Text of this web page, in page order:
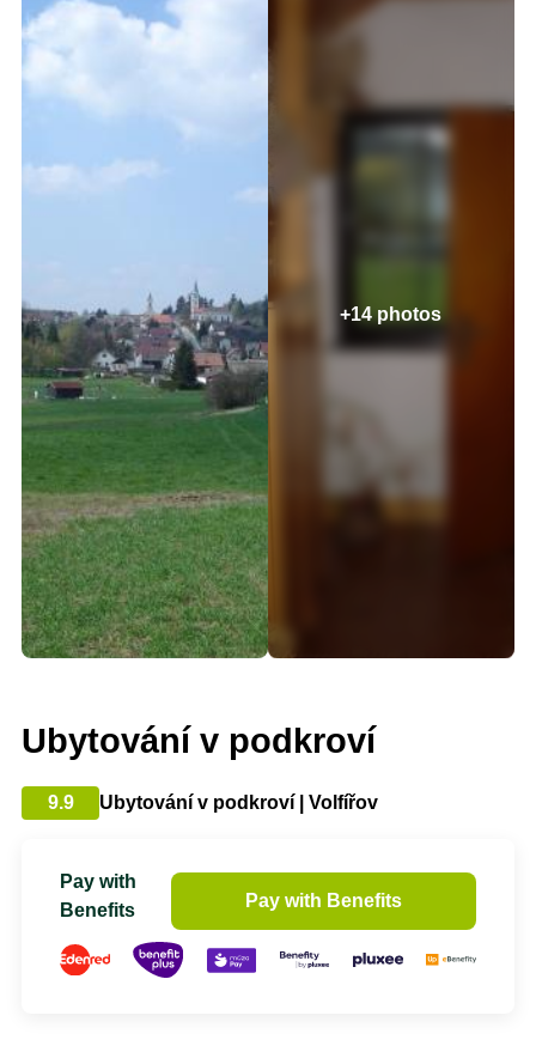
+14 photos
Ubytování v podkroví
9.9 Ubytování v podkroví | Volfířov
Pay with
Benefits
Pay with Benefits